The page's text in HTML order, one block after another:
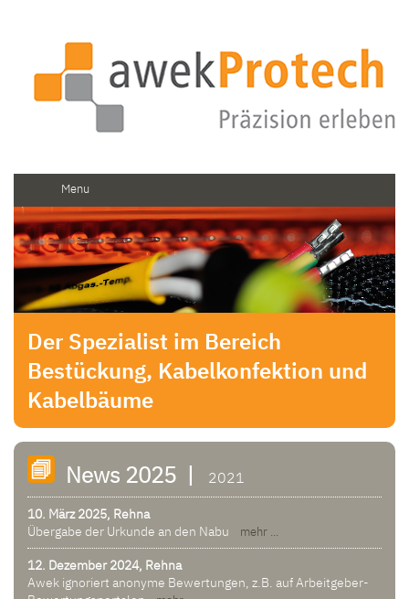
Menu
Der Spezialist im Bereich
Bestückung, Kabelkonfektion und
Kabelbäume
News 2025 | 2021
10. März 2025, Rehna
Übergabe der Urkunde an den Nabu
mehr ...
12. Dezember 2024, Rehna
Awek ignoriert anonyme Bewertungen, z.B. auf Arbeitgeber-